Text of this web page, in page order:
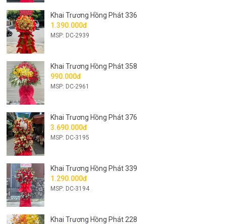
Khai Trương Hồng Phát 336
1.390.000đ
MSP: DC-2939
Khai Trương Hồng Phát 358
990.000đ
MSP: DC-2961
Khai Trương Hồng Phát 376
3.690.000đ
MSP: DC-3195
Khai Trương Hồng Phát 339
1.290.000đ
MSP: DC-3194
Khai Trương Hồng Phát 228